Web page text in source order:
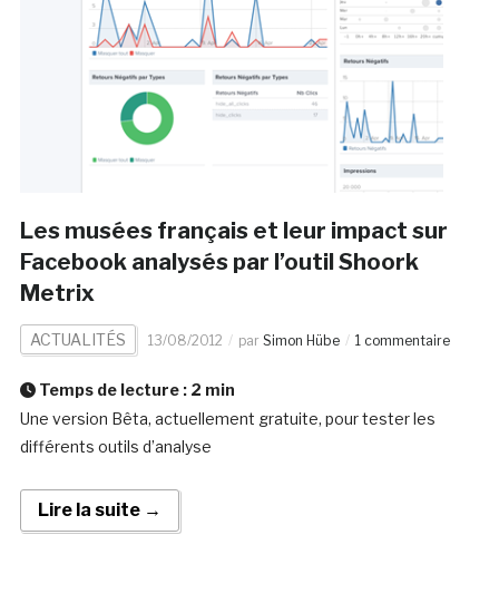
Les musées français et leur impact sur
Facebook analysés par l’outil Shoork
Metrix
ACTUALITÉS 13/08/2012 par Simon Hübe 1 commentaire
Temps de lecture : 2 min
Une version Bêta, actuellement gratuite, pour tester les
différents outils d’analyse
Lire la suite →